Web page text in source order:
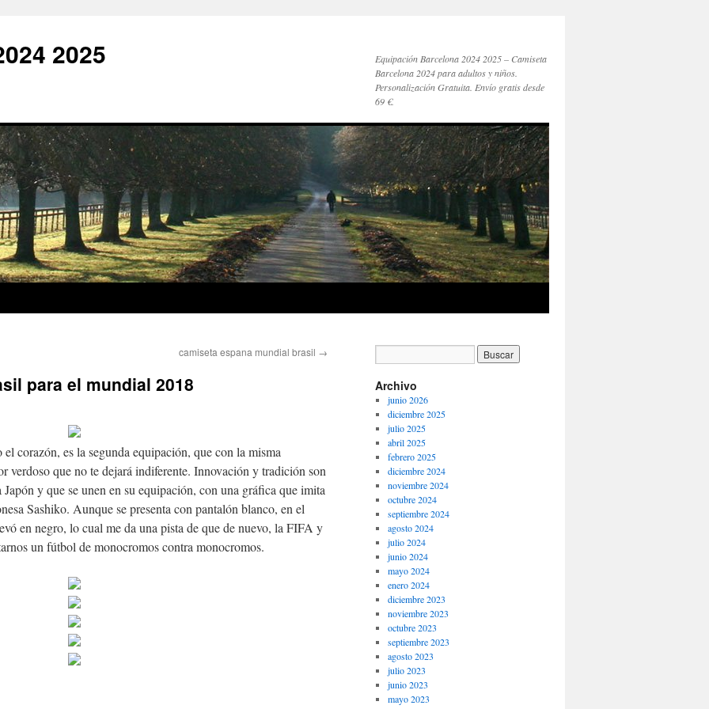
2025
Equipación Barcelona 2024 2025 – Camiseta
Barcelona 2024 para adultos y niños.
Personalización Gratuita. Envío gratis desde
69 €.
camiseta espana mundial brasil →
para el mundial 2018
corazón, es la segunda equipación, que con la misma
verdoso que no te dejará indiferente. Innovación y tradición son
y que se unen en su equipación, con una gráfica que imita
Sashiko. Aunque se presenta con pantalón blanco, en el
en negro, lo cual me da una pista de que de nuevo, la FIFA y
un fútbol de monocromos contra monocromos.
Archivo
junio 2026
diciembre 2025
julio 2025
abril 2025
febrero 2025
diciembre 2024
noviembre 2024
octubre 2024
septiembre 2024
agosto 2024
julio 2024
junio 2024
mayo 2024
enero 2024
diciembre 2023
noviembre 2023
octubre 2023
septiembre 2023
agosto 2023
julio 2023
junio 2023
mayo 2023